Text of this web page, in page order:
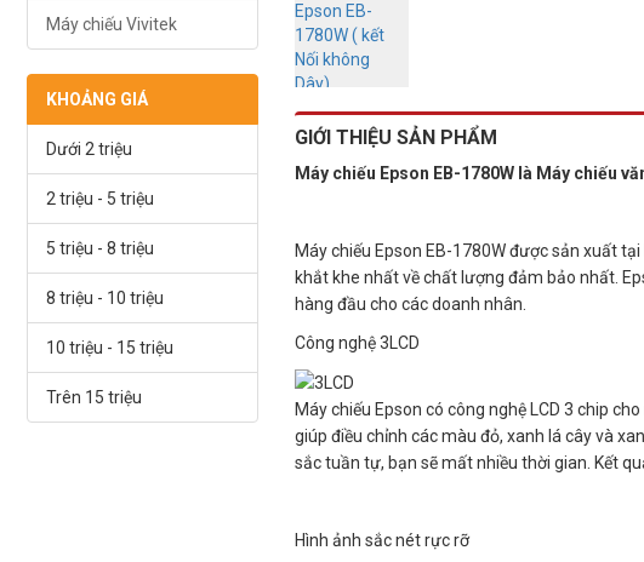
Máy chiếu Vivitek
KHOẢNG GIÁ
Dưới 2 triệu
2 triệu - 5 triệu
5 triệu - 8 triệu
8 triệu - 10 triệu
10 triệu - 15 triệu
Trên 15 triệu
GIỚI THIỆU SẢN PHẨM
Máy chiếu Epson EB-1780W là Máy chiếu
Máy chiếu Epson EB-1780W được sản xuất
khắt khe nhất về chất lượng đảm bảo nhất.
hàng đầu cho các doanh nhân.
Công nghệ 3LCD
Máy chiếu Epson có công nghệ LCD 3 chip
giúp điều chỉnh các màu đỏ, xanh lá cây và
sắc tuần tự, bạn sẽ mất nhiều thời gian. Kết
Hình ảnh sắc nét rực rỡ